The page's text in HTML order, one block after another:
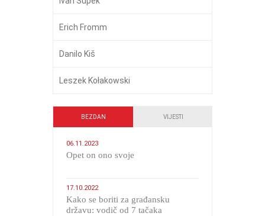
Erich Fromm
Danilo Kiš
Leszek Kołakowski
BEZDAN VIJESTI
06.11.2023
​Opet on ono svoje
17.10.2022
Kako se boriti za građansku
državu: vodič od 7 tačaka